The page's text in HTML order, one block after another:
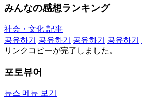
みんなの感想ランキング
社会・文化 記事
공유하기
공유하기 공유하기 공유하기
リンクコピーが完了しました。
포토뷰어
뉴스 메뉴 보기